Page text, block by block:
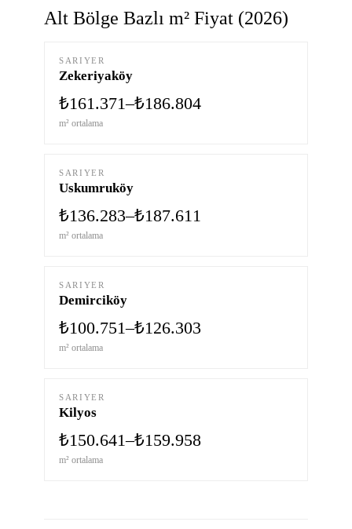
Alt Bölge Bazlı m² Fiyat (2026)
SARIYER
Zekeriyaköy
₺161.371–₺186.804
m² ortalama
SARIYER
Uskumruköy
₺136.283–₺187.611
m² ortalama
SARIYER
Demirciköy
₺100.751–₺126.303
m² ortalama
SARIYER
Kilyos
₺150.641–₺159.958
m² ortalama